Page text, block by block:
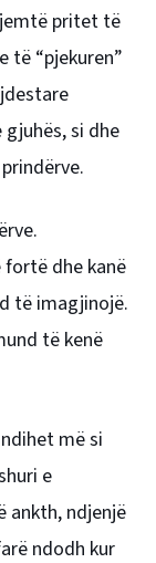
pritet të
të “pjekuren”
si dhe
fortë dhe kanë
të imagjinojë.
të kenë
më si
e
ankth, ndjenjë
ndodh kur